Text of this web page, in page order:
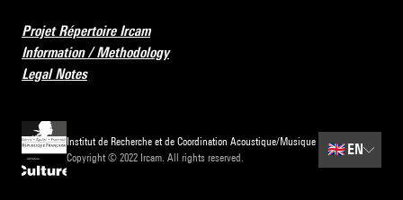
Projet Répertoire Ircam
Information / Methodology
Legal Notes
Institut de Recherche et de Coordination Acoustique/Musique
Copyright © 2022 Ircam. All rights reserved.
🇬🇧 EN